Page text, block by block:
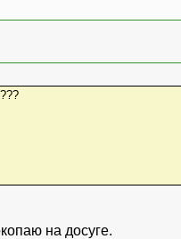
на досуге.